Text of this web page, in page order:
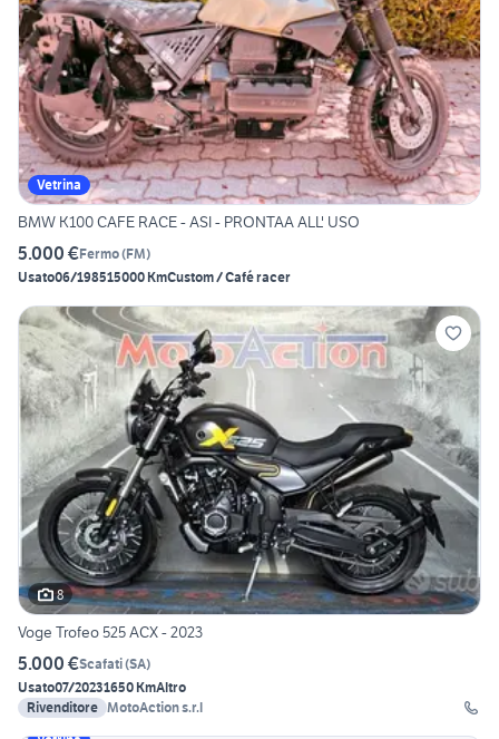
Vetrina
BMW K100 CAFE RACE - ASI - PRONTAA ALL' USO
5.000 €Fermo(FM)
Usato06/198515000 KmCustom / Café racer
8
Voge Trofeo 525 ACX - 2023
5.000 €Scafati(SA)
Usato07/20231650 KmAltro
Rivenditore MotoAction s.r.l